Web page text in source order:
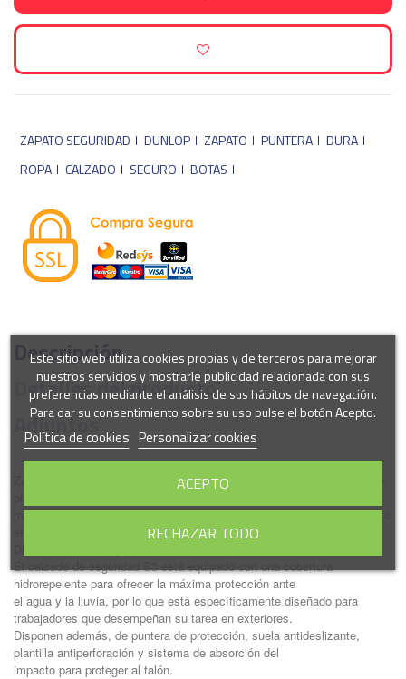
ZAPATO SEGURIDAD DUNLOP ZAPATO PUNTERA
DURA
ROPA
CALZADO SEGURO BOTAS
Descripción
Detalles del producto
Adjuntos
Zapatos fabricados en microfibra + TPU, S3. Puntera de fibra de vidrio,
metal, suela PU monodensidad, antiestática, con absorción del impacto
hidrorepelente para ofrecer la máxima protección ante
el agua y la lluvia, por lo que está específicamente diseñado para
trabajadores que desempeñan su tarea en exteriores.
Disponen además, de puntera de protección, suela antideslizante,
plantilla antiperforación y sistema de absorción del
impacto para proteger al talón.
Este sitio web utiliza cookies propias y de terceros para mejorar
nuestros servicios y mostrarle publicidad relacionada con sus
preferencias mediante el análisis de sus hábitos de navegación.
Para dar su consentimiento sobre su uso pulse el botón Acepto.
Política de cookies Personalizar cookies
RECHAZAR TODO
ACEPTO